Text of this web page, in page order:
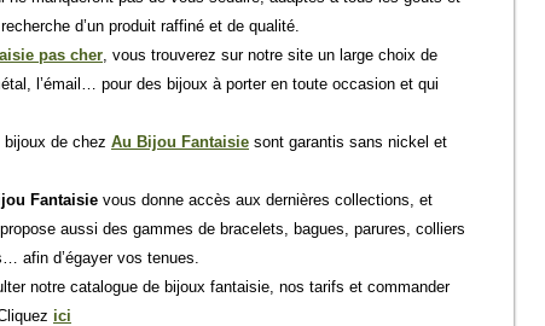
d’un produit raffiné et de qualité.
pas cher, vous trouverez sur notre site un large choix de
l’émail… pour des bijoux à porter en toute occasion et qui
de chez Au Bijou Fantaisie sont garantis sans nickel et
Fantaisie vous donne accès aux dernières collections, et
aussi des gammes de bracelets, bagues, parures, colliers
afin d’égayer vos tenues.
notre catalogue de bijoux fantaisie, nos tarifs et commander
ici